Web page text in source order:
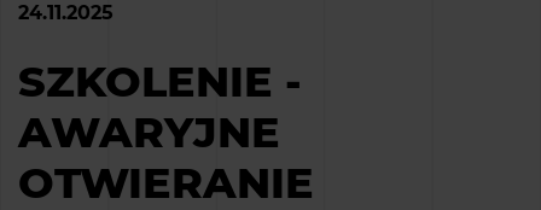
24.11.2025
SZKOLENIE -
AWARYJNE
OTWIERANIE